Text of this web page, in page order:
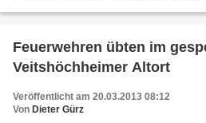
Feuerwehren übten im
Veitshöchheimer Altort
Veröffentlicht am 20.03.2013 08:12
Von Dieter Gürz